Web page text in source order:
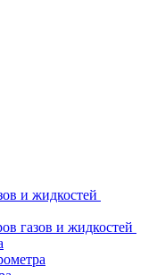
и жидкостей
газов и жидкостей